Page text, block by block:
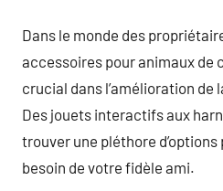
Dans le monde des
accessoires pour animaux de
crucial dans l’amélioration de
Des jouets interactifs aux
trouver une pléthore
besoin de votre fidèle ami.